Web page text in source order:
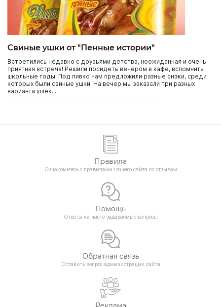
Свиные ушки от "Пенные истории"
Встретились недавно с друзьями детства, неожиданная и очень
приятная встреча! Решили посидеть вечером в кафе, вспомнить
школьные годы. Под пивко нам предложили разные снэки, среди
которых были свиные ушки. На вечер мы заказали три разных
варианта ушек...
Правила
Ознакомьтесь с правилами нашего сайта по отзывам
Помощь
Ответы на часто задаваемые вопросы
Обратная связь
Оставить вопрос администрации сайта